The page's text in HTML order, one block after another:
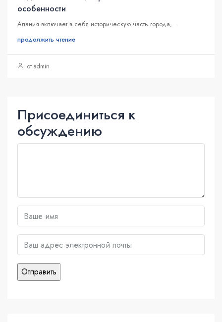
особенности
Алания включает в себя историческую часть города,...
продолжить чтение
от admin
Присоединиться к
обсуждению